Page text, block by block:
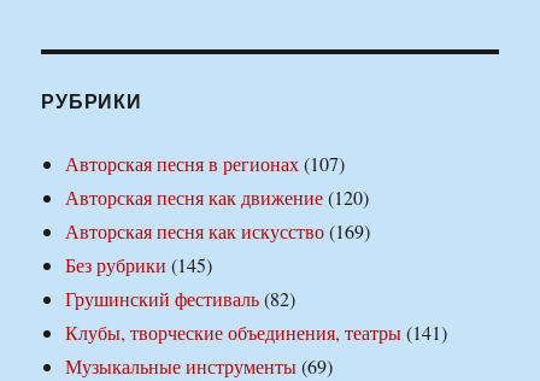
РУБРИКИ
Авторская песня в регионах(107)
Авторская песня как движение(120)
Авторская песня как искусство(169)
Без рубрики (145)
Грушинский фестиваль(82)
Клубы, творческие объединения, театры(141)
Музыкальные инструменты(69)